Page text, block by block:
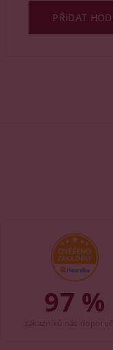
PŘIDAT
97 %